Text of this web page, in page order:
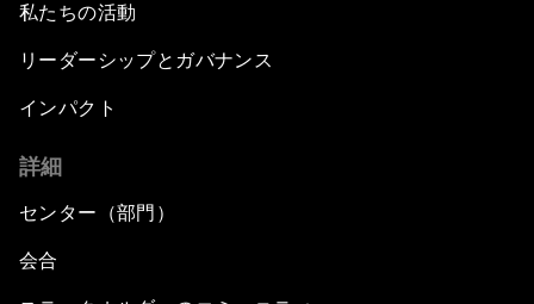
私たちの活動
リーダーシップとガバナンス
インパクト
詳細
センター（部門）
会合